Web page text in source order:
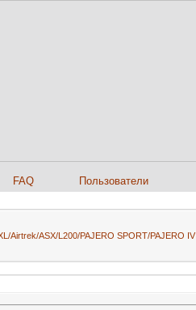
FAQ Пользователи
Airtrek/ASX/L200/PAJERO SPORT/PAJERO IV